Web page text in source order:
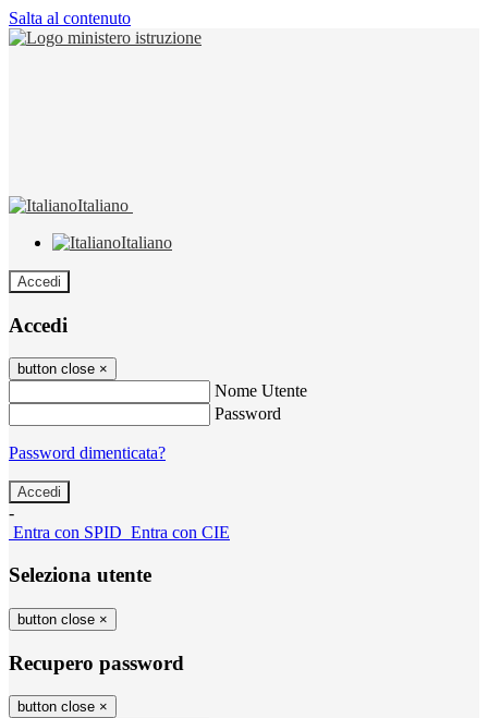
Salta al contenuto
Italiano
Italiano
Accedi
Accedi
button close ×
Nome Utente
Password
Password dimenticata?
-
Entra con SPID Entra con CIE
Seleziona utente
button close ×
Recupero password
button close ×